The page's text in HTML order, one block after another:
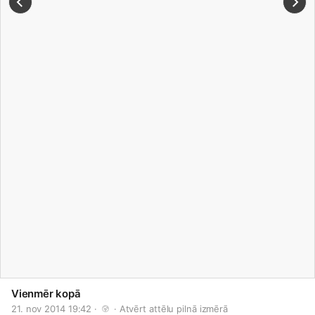
Vienmēr kopā
21. nov 2014 19:42 · · Atvērt attēlu pilnā izmērā